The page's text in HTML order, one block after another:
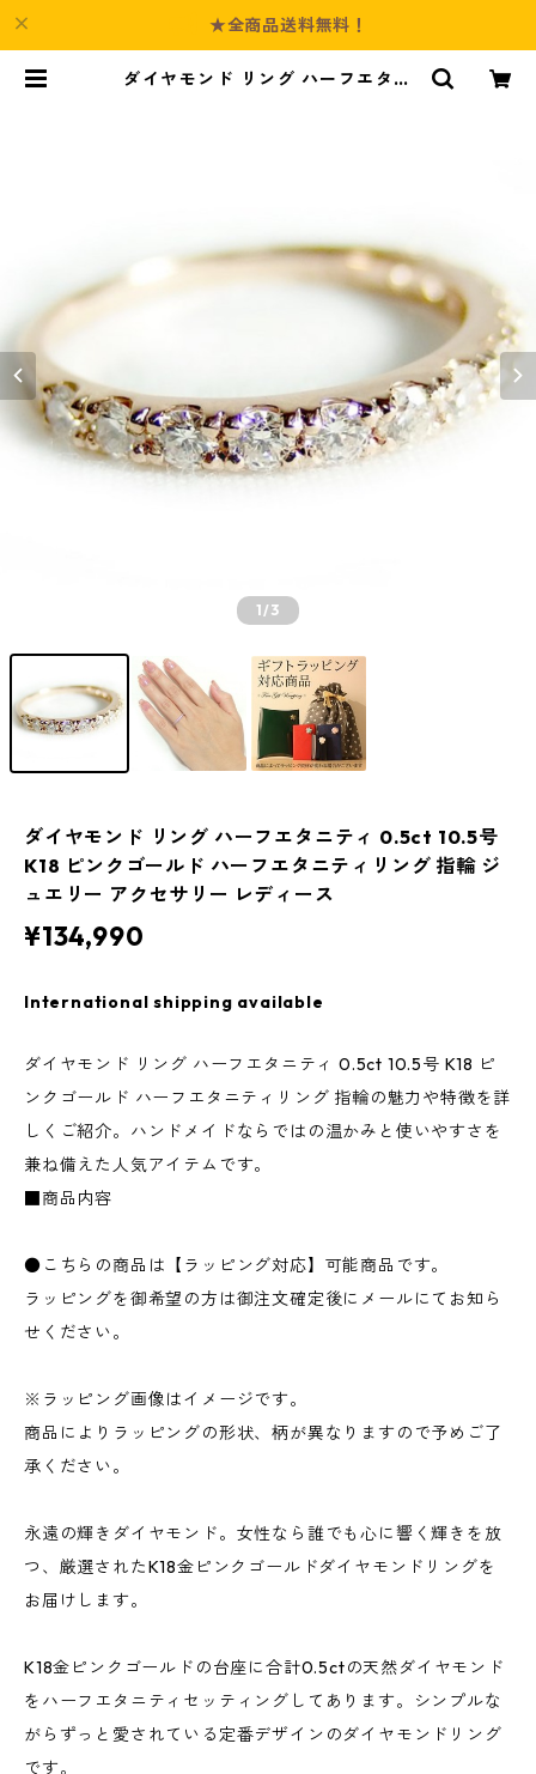
★全商品送料無料！
ダイヤモンド リング ハーフエタニ
1/3
ダイヤモンド リング ハーフエタニティ 0.5ct 10.5号
K18 ピンクゴールド ハーフエタニティリング 指輪 ジ
ュエリー アクセサリー レディース
¥134,990
International shipping available
ダイヤモンド リング ハーフエタニティ 0.5ct 10.5号 K18 ピ
ンクゴールド ハーフエタニティリング 指輪の魅力や特徴を詳
しくご紹介。ハンドメイドならではの温かみと使いやすさを
兼ね備えた人気アイテムです。
■商品内容
●こちらの商品は【ラッピング対応】可能商品です。
ラッピングを御希望の方は御注文確定後にメールにてお知ら
せください。
※ラッピング画像はイメージです。
商品によりラッピングの形状、柄が異なりますので予めご了
承ください。
永遠の輝きダイヤモンド。女性なら誰でも心に響く輝きを放
つ、厳選されたK18金ピンクゴールドダイヤモンドリングを
お届けします。
K18金ピンクゴールドの台座に合計0.5ctの天然ダイヤモンド
をハーフエタニティセッティングしてあります。シンプルな
がらずっと愛されている定番デザインのダイヤモンドリング
です。